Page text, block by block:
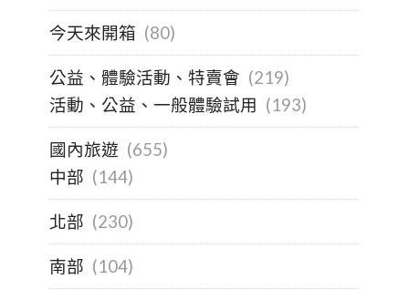
今天來開箱 (80)
公益、體驗活動、特賣會 (219)
活動、公益、一般體驗試用 (193)
國內旅遊 (655)
中部 (144)
北部 (230)
南部 (104)